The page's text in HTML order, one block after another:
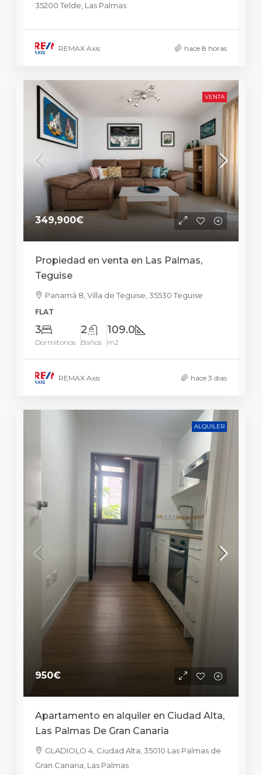
35200 Telde, Las Palmas
REMAX Axis hace 8 horas
VENTA
349,900€
Propiedad en venta en Las Palmas,
Teguise
Panamá 8, Villa de Teguise, 35530 Teguise
FLAT
3
Dormitorios
2
Baños
109.0
m2
REMAX Axis hace 3 días
ALQUILER
950€
Apartamento en alquiler en Ciudad Alta,
Las Palmas De Gran Canaria
GLADIOLO 4, Ciudad Alta, 35010 Las Palmas de
Gran Canaria, Las Palmas